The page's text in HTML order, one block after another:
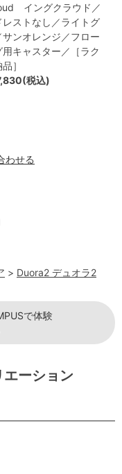
> Duora2 デュオラ2
イングクラウド／
レストなし／ライトグ
サンオレンジ／フロー
用キャスター／［ラク
］
税込)
わせる
で体験
エーション